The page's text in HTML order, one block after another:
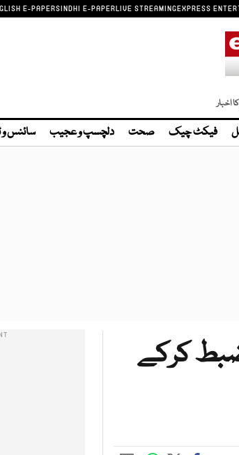
E-PAPERSINDHI E-PAPERLIVE STREAMINGEXPRESS
اخبار
فیکٹ چیک صحت دلچسپ و عجیب سائنس و
ضبط کرکے